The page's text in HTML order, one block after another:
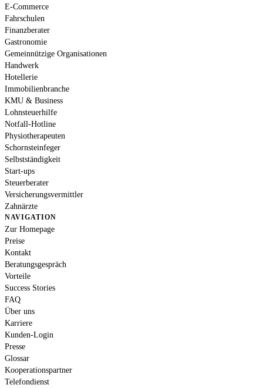
E-Commerce
Fahrschulen
Finanzberater
Gastronomie
Gemeinnützige Organisationen
Handwerk
Hotellerie
Immobilienbranche
KMU & Business
Lohnsteuerhilfe
Notfall-Hotline
Physiotherapeuten
Schornsteinfeger
Selbstständigkeit
Start-ups
Steuerberater
Versicherungsvermittler
Zahnärzte
NAVIGATION
Zur Homepage
Preise
Kontakt
Beratungsgespräch
Vorteile
Success Stories
FAQ
Über uns
Karriere
Kunden-Login
Presse
Glossar
Kooperationspartner
Telefondienst